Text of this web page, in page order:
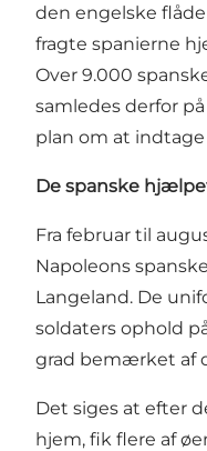
den engelske
fragte spanierne
Over 9.000
samledes derfor
plan om at
De spanske
Fra februar til
Napoleons
Langeland. De
soldaters ophold
grad bemærket af
Det siges at efter
hjem, fik flere af